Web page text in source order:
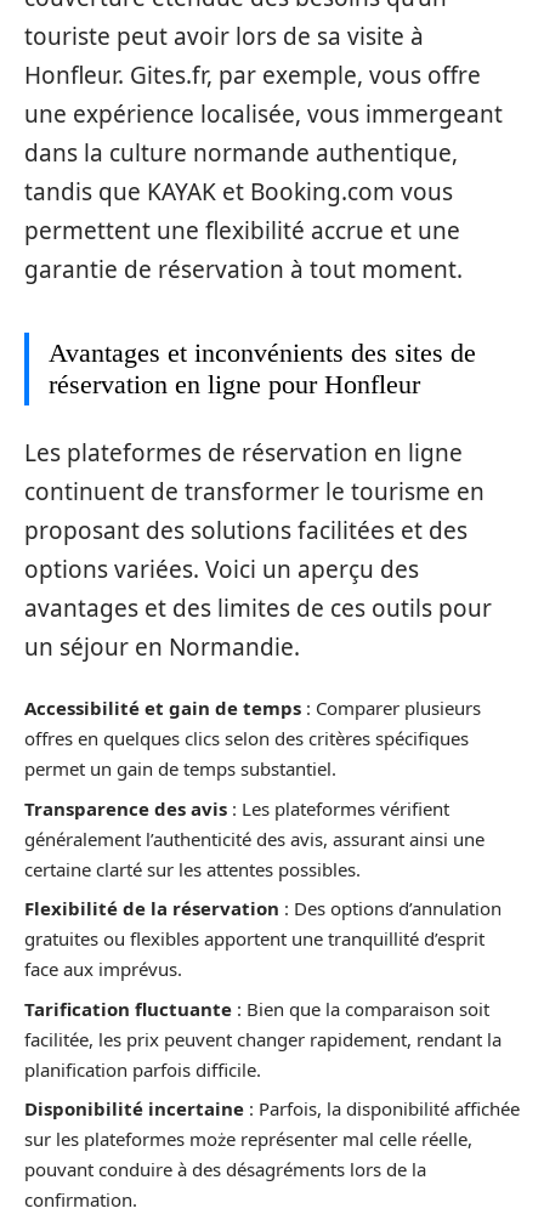
touriste peut avoir lors de sa visite à
Honfleur. Gites.fr, par exemple, vous offre
une expérience localisée, vous immergeant
dans la culture normande authentique,
tandis que KAYAK et Booking.com vous
permettent une flexibilité accrue et une
garantie de réservation à tout moment.
Avantages et inconvénients des sites de
réservation en ligne pour Honfleur
Les plateformes de réservation en ligne
continuent de transformer le tourisme en
proposant des solutions facilitées et des
options variées. Voici un aperçu des
avantages et des limites de ces outils pour
un séjour en Normandie.
Accessibilité et gain de temps : Comparer plusieurs
offres en quelques clics selon des critères spécifiques
permet un gain de temps substantiel.
Transparence des avis : Les plateformes vérifient
généralement l’authenticité des avis, assurant ainsi une
certaine clarté sur les attentes possibles.
Flexibilité de la réservation : Des options d’annulation
gratuites ou flexibles apportent une tranquillité d’esprit
face aux imprévus.
Tarification fluctuante : Bien que la comparaison soit
facilitée, les prix peuvent changer rapidement, rendant la
planification parfois difficile.
Disponibilité incertaine : Parfois, la disponibilité affichée
sur les plateformes może représenter mal celle réelle,
pouvant conduire à des désagréments lors de la
confirmation.